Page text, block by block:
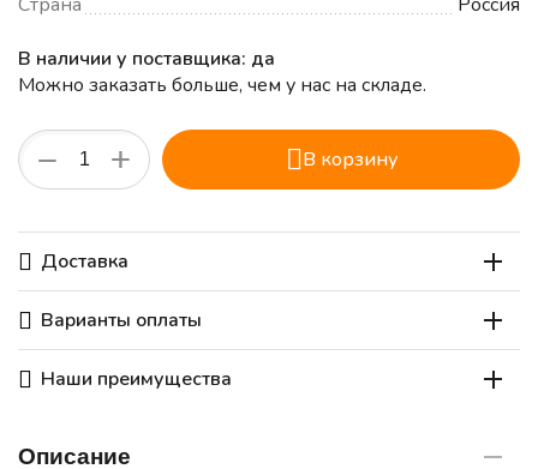
В наличии у поставщика: да
Можно заказать больше, чем у нас на складе.
+
− В корзину
Доставка
Варианты оплаты
Наши преимущества
Описание